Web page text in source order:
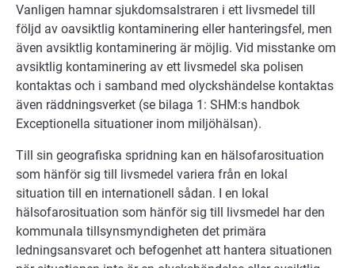
Vanligen hamnar sjukdomsalstraren i ett livsmedel till
följd av oavsiktlig kontaminering eller hanteringsfel, men
även avsiktlig kontaminering är möjlig. Vid misstanke om
avsiktlig kontaminering av ett livsmedel ska polisen
kontaktas och i samband med olyckshändelse kontaktas
även räddningsverket (se bilaga 1: SHM:s handbok
Exceptionella situationer inom miljöhälsan).
Till sin geografiska spridning kan en hälsofarosituation
som hänför sig till livsmedel variera från en lokal
situation till en internationell sådan. I en lokal
hälsofarosituation som hänför sig till livsmedel har den
kommunala tillsynsmyndigheten det primära
ledningsansvaret och befogenhet att hantera situationen